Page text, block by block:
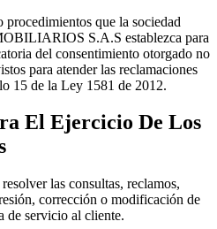
procedimientos que la sociedad
S.A.S establezca para
del consentimiento otorgado no
para atender las reclamaciones
15 de la Ley 1581 de 2012.
El Ejercicio De Los
las consultas, reclamos,
corrección o modificación de
de servicio al cliente.